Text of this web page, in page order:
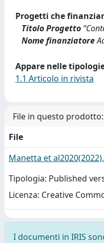
Progetti che
Titolo Progetto
Nome finanziatore
Appare nelle
1.1 Articolo in rivista
File in questo prodotto:
File
Manetta et
Tipologia: Published
Licenza: Creative
I documenti in IRIS